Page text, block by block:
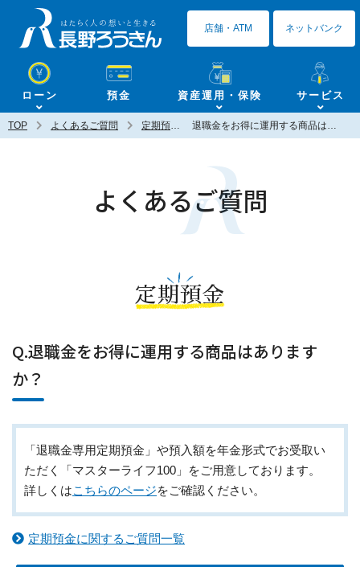
ローン 預金 資産運用・保険 サービス
店舗・ATM ネットバンク
TOP よくあるご質問 定期預金 退職金をお得に運用する商品はありますか？
よくあるご質問
定期預金
Q.退職金をお得に運用する商品はあります
か？
「退職金専用定期預金」や預入額を年金形式でお受取い
ただく「マスターライフ100」をご用意しております。
詳しくはこちらのページをご確認ください。
定期預金に関するご質問一覧